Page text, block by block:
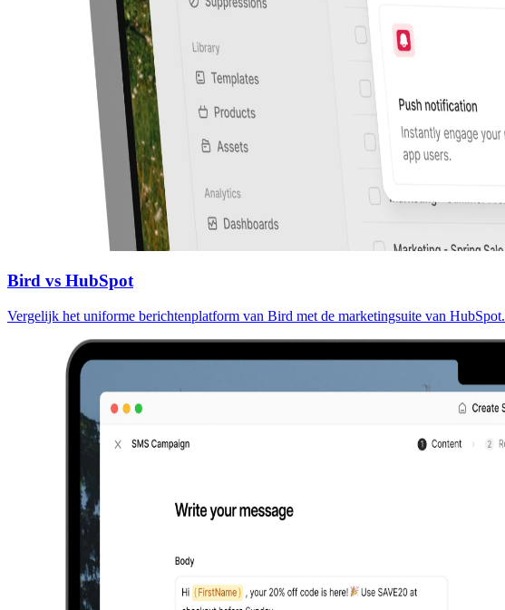
Bird vs HubSpot
Vergelijk het uniforme berichtenplatform van Bird met de marketingsuite van HubSpot.